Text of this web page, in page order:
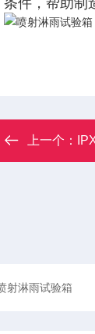
条件，帮助制
上一个：